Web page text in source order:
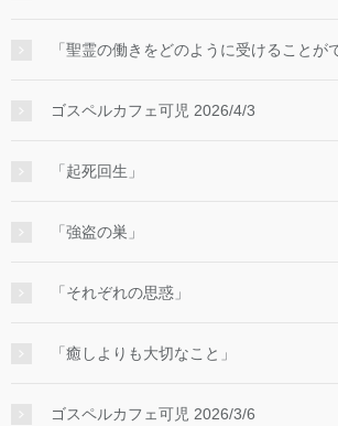
「聖霊の働きをどのように受けることが
ゴスペルカフェ可児 2026/4/3
「起死回生」
「強盗の巣」
「それぞれの思惑」
「癒しよりも大切なこと」
ゴスペルカフェ可児 2026/3/6